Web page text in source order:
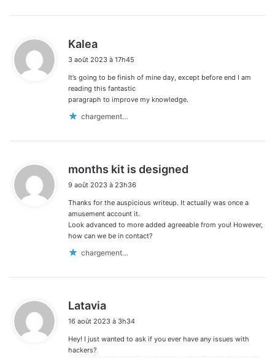
Kalea
t
:
3 août 2023 à 17h45
It’s going to be finish of mine day, except before end I am
reading this fantastic
paragraph to improve my knowledge.
chargement…
months kit is designed
9 août 2023 à 23h36
Thanks for the auspicious writeup. It actually was once a
amusement account it.
Look advanced to more added agreeable from you! However,
how can we be in contact?
chargement…
Latavia
t
16 août 2023 à 3h34
Hey! I just wanted to ask if you ever have any issues with
hackers?